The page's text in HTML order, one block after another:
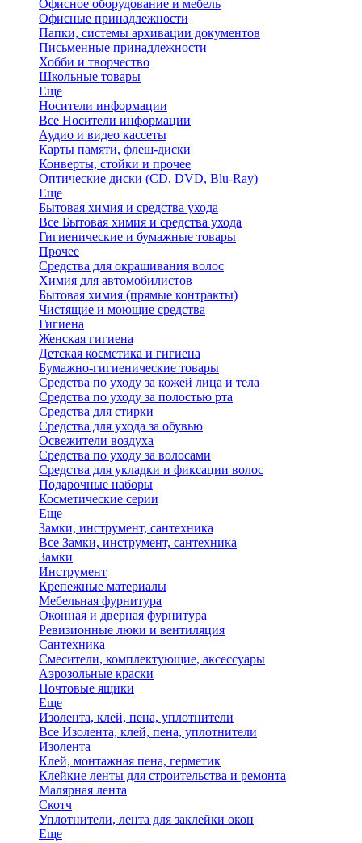
Офисное оборудование и мебель
Офисные принадлежности
Папки, системы архивации документов
Письменные принадлежности
Хобби и творчество
Школьные товары
Еще
Носители информации
Все Носители информации
Аудио и видео кассеты
Карты памяти, флеш-диски
Конверты, стойки и прочее
Оптические диски (CD, DVD, Blu-Ray)
Еще
Бытовая химия и средства ухода
Все Бытовая химия и средства ухода
Гигиенические и бумажные товары
Прочее
Средства для окрашивания волос
Химия для автомобилистов
Бытовая химия (прямые контракты)
Чистящие и моющие средства
Гигиена
Женская гигиена
Детская косметика и гигиена
Бумажно-гигиенические товары
Средства по уходу за кожей лица и тела
Средства по уходу за полостью рта
Средства для стирки
Средства для ухода за обувью
Освежители воздуха
Средства по уходу за волосами
Средства для укладки и фиксации волос
Подарочные наборы
Косметические серии
Еще
Замки, инструмент, сантехника
Все Замки, инструмент, сантехника
Замки
Инструмент
Крепежные материалы
Мебельная фурнитура
Оконная и дверная фурнитура
Ревизионные люки и вентиляция
Сантехника
Смесители, комплектующие, аксессуары
Аэрозольные краски
Почтовые ящики
Еще
Изолента, клей, пена, уплотнители
Все Изолента, клей, пена, уплотнители
Изолента
Клей, монтажная пена, герметик
Клейкие ленты для строительства и ремонта
Малярная лента
Скотч
Уплотнители, лента для заклейки окон
Еще